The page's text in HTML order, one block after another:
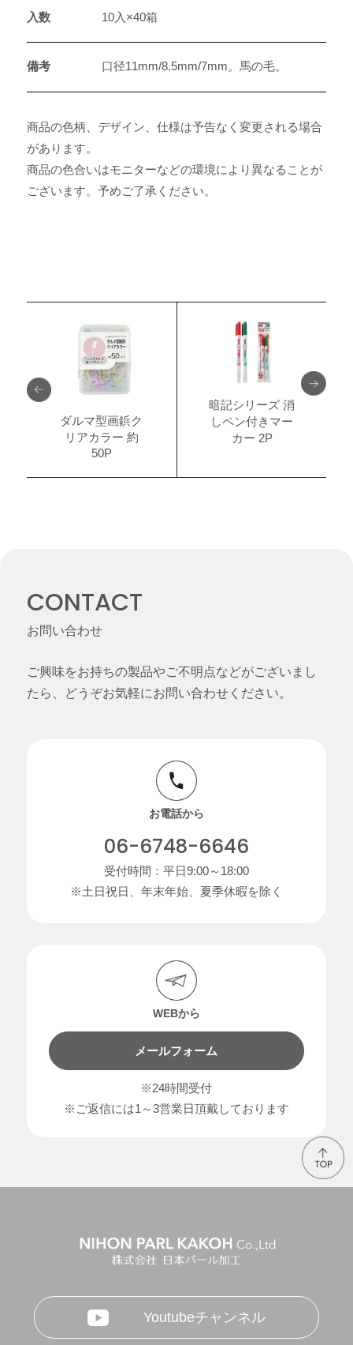
入数 10入×40箱
備考 口径11mm/8.5mm/7mm。馬の毛。
商品の色柄、デザイン、仕様は予告なく変更される場合
があります。
商品の色合いはモニターなどの環境により異なることが
ございます。予めご了承ください。
ダルマ型画鋲ク
リアカラー 約
50P
暗記シリーズ 消
しペン付きマー
カー 2P
CONTACT
お問い合わせ
ご興味をお持ちの製品やご不明点などがございまし
たら、どうぞお気軽にお問い合わせください。
お電話から
06-6748-6646
受付時間：平日9:00～18:00
※土日祝日、年末年始、夏季休暇を除く
WEBから
メールフォーム
※24時間受付
※ご返信には1～3営業日頂戴しております
Youtubeチャンネル